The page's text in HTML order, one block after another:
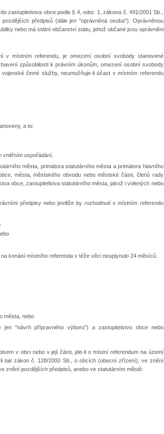
zastupitelstva obce podle § 4, odst. 1, zákona č. 491/2001 Sb.,
předpisů (dále jen "oprávněná osoba"). Oprávněnou
nebo má státní občanství státu, jehož občané jsou oprávněni
v místním referendu, je omezení osobní svobody stanovené
způsobilosti k právním úkonům, omezení osobní svobody
činné služby, neumožňuje-li účast v místním referendu
a to:
vnitřním uspořádání,
města, primátora statutárního města a primátora hlavního
města, městského obvodu nebo městské části, členů rady
obce, zastupitelstva statutárního města, jakož i volených nebo
předpisy nebo jestliže by rozhodnutí v místním referendu
konání místního referenda v téže věci neuplynulo 24 měsíců.
města, nebo
"návrh přípravného výboru") a zastupitelstvo obce nebo
v obci nebo v její části, jde-li o místní referendum na území
tak zákon č. 128/2000 Sb., o obcích (obecní zřízení), ve znění
znění pozdějších předpisů, anebo ve statutárním městě: